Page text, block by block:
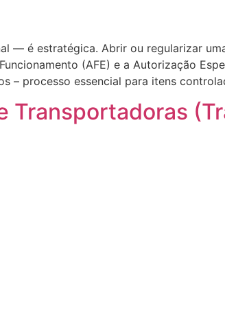
— é estratégica. Abrir ou regularizar
(AFE) e a Autorização
– processo essencial para itens
Transportadoras